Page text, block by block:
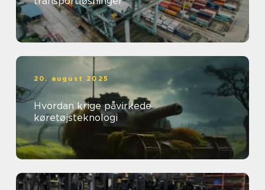
20. august 2025
Hvordan krige påvirkede
køretøjsteknologi